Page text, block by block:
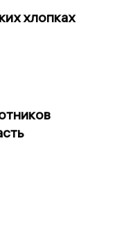
хлопках